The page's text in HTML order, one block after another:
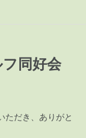
同好会
だき、ありがと